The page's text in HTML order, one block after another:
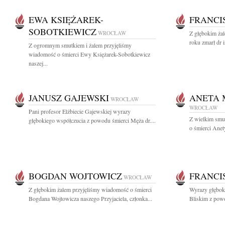
EWA KSIĘŻAREK-
SOBOTKIEWICZ WROCŁAW
Z ogromnym smutkiem i żalem przyjęliśmy
wiadomość o śmierci Ewy Księżarek-Sobotkiewicz
naszej...
Z głębokim
roku zmarł dr
JANUSZ GAJEWSKI WROCŁAW
Pani profesor Elżbiecie Gajewskiej wyrazy
głębokiego współczucia z powodu śmierci Męża dr....
ANETA
WROCŁAW
Z wielkim
o śmierci
BOGDAN WOJTOWICZ WROCŁAW
Z głębokim żalem przyjęliśmy wiadomość o śmierci
Bogdana Wojtowicza naszego Przyjaciela, członka...
Wyrazy
Bliskim z